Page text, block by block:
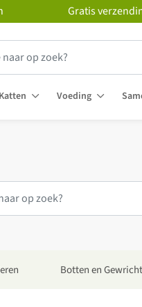
Gratis
Katten Voeding
Botten en